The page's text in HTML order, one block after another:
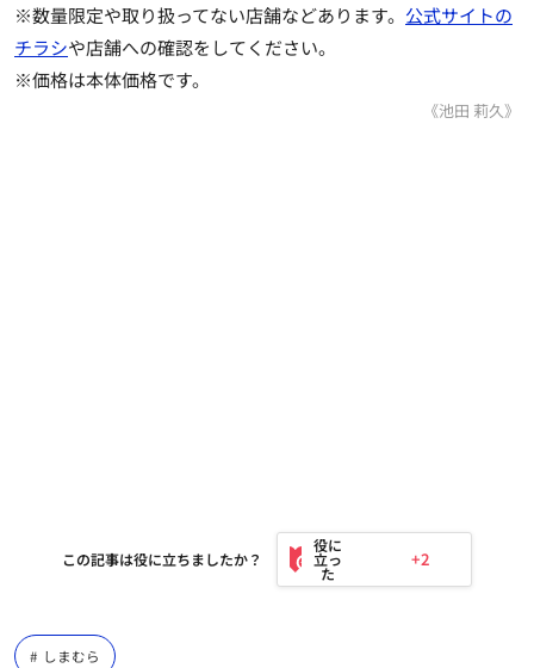
※数量限定や取り扱ってない店舗などあります。 公式サイトの
チラシや店舗への確認をしてください。
※価格は本体価格です。
《池田 莉久》
この記事は役に立ちましたか？ +2
しまむら